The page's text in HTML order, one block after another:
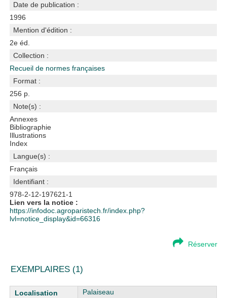
Date de publication :
1996
Mention d'édition :
2e éd.
Collection :
Recueil de normes françaises
Format :
256 p.
Note(s) :
Annexes
Bibliographie
Illustrations
Index
Langue(s) :
Français
Identifiant :
978-2-12-197621-1
Lien vers la notice :
https://infodoc.agroparistech.fr/index.php?
lvl=notice_display&id=66316
Réserver
EXEMPLAIRES (1)
Liste des exemplaires Palaiseau